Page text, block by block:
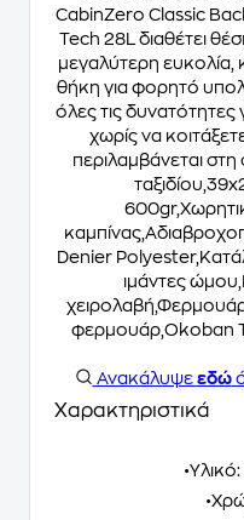
CabinZero Classic
Tech 28L διαθέτει
μεγαλύτερη ευκολία,
θήκη για φορητό
όλες τις δυνατότητες
χωρίς να
περιλαμβάνεται
Denier
ιμάντες
φερμουάρ,Okoban
Ανακάλυψε εδώ
Χαρακτηριστικά